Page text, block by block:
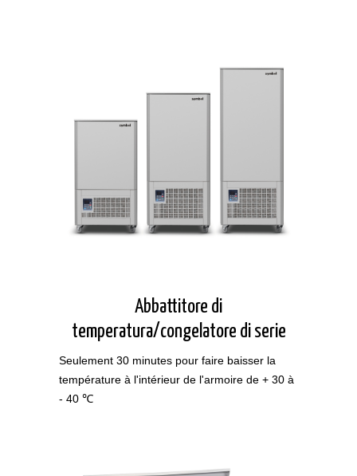
Abbattitore di
temperatura/congelatore di serie
Seulement 30 minutes pour faire baisser la
température à l'intérieur de l'armoire de + 30 à
- 40 ℃